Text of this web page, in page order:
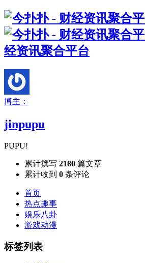
经资讯聚合平台
博主：
jinpupu
PUPU!
累计撰写 2180 篇文章
累计收到 0 条评论
首页
热点趣事
娱乐八卦
游戏动漫
标签列表